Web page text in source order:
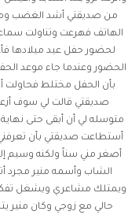
من صديقتي أشد الغضب
الهاتف فهرعت وتناولت
لحضور حفل عيد ميلادها
الحضور وعندما جاء موعد
بأن الحفل مختلط فحاولت
صديقتي قالت لي سوف
متوسله لي أن أبقى حتى
أستطاعت صديقتي بأن
أصغر مني سناً ولكنه وسيم
الشاب وأسمه منير مجرد
ويمتلك مشاعري ويشغل
حالي مع زوجي وكان منير